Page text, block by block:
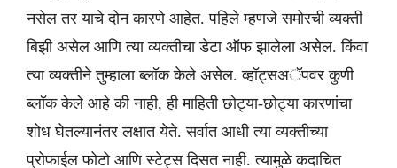
नसेल तर याचे दोन कारणे आहेत. पहिले म्हणजे समोरची व्यक्ती
बिझी असेल आणि त्या व्यक्तीचा डेटा ऑफ झालेला असेल. किंवा
त्या व्यक्तीने तुम्हाला ब्लॉक केले असेल. व्हॉट्सअॅपवर कुणी
ब्लॉक केले आहे की नाही, ही माहिती छोट्या-छोट्या कारणांचा
शोध घेतल्यानंतर लक्षात येते. सर्वात आधी त्या व्यक्तीच्या
प्रोफाईल फोटो आणि स्टेट्स दिसत नाही. त्यामुळे कदाचित